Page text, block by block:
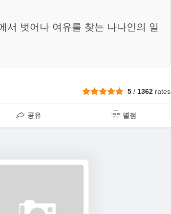
서 벗어나 여유를 찾는 나나인의 일
5 / 1362 rates
공유 별점